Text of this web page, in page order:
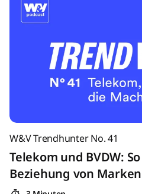
W&V Trendhunter No. 41
Telekom und BVDW:
Beziehung von